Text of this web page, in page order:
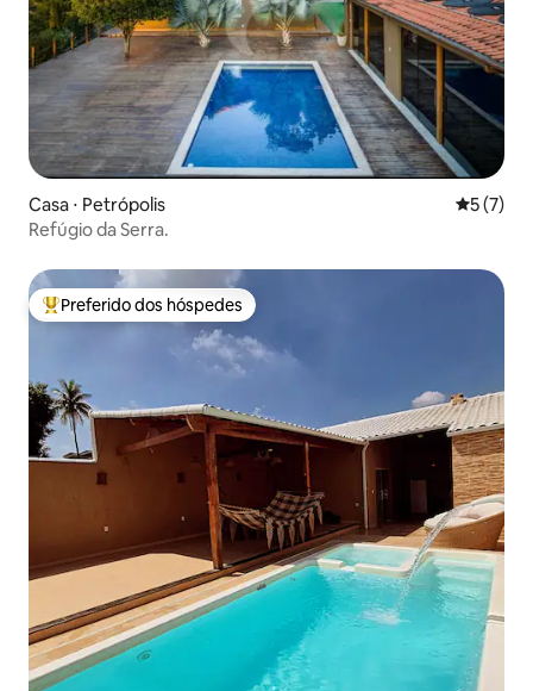
Casa ⋅ Petrópolis 5 de
5 (7)
Refúgio da Serra.
Entre os melhores preferidos dos hóspedes
Preferido dos hóspedes